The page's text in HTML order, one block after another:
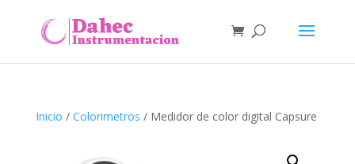
Inicio / Colorimetros / Medidor de color digital Capsure